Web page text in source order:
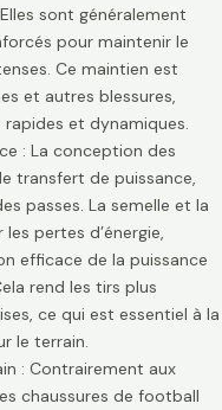
sont généralement
pour maintenir le
Ce maintien est
et autres blessures,
et dynamiques.
: La conception des
transfert de puissance,
passes. La semelle et la
pertes d’énergie,
efficace de la puissance
rend les tirs plus
ce qui est essentiel à la
le terrain.
: Contrairement aux
chaussures de football